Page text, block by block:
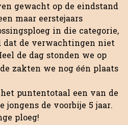
gewacht op de eindstand
maar eerstejaars
in die categorie,
dat de verwachtingen niet
de dag stonden we op
zakten we nog één plaats
puntentotaal een van de
jongens de voorbije 5 jaar.
ploeg!